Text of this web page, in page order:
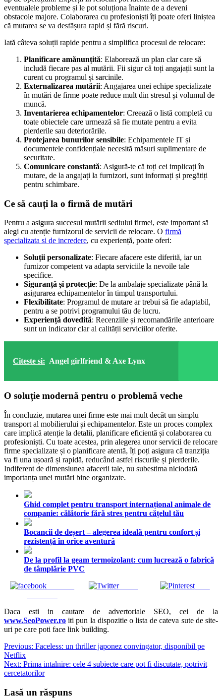
eventualele probleme și le pot soluționa înainte de a deveni
obstacole majore. Colaborarea cu profesioniști îți poate oferi liniștea
că mutarea se va desfășura rapid și fără riscuri.
Iată câteva soluții rapide pentru a simplifica procesul de relocare:
Planificare amănunțită: Elaborează un plan clar care să
includă fiecare pas al mutării. Fii sigur că toți angajații sunt la
curent cu programul și sarcinile.
Externalizarea mutării: Angajarea unei echipe specializate
în mutări de firme poate reduce mult din stresul și volumul de
muncă.
Inventarierea echipamentelor: Creează o listă completă cu
toate obiectele care urmează să fie mutate pentru a evita
pierderile sau deteriorările.
Protejarea bunurilor sensibile: Echipamentele IT și
documentele confidențiale necesită măsuri suplimentare de
securitate.
Comunicare constantă: Asigură-te că toți cei implicați în
mutare, de la angajați la furnizori, sunt informați și pregătiți
pentru schimbare.
Ce să cauți la o firmă de mutări
Pentru a asigura succesul mutării sediului firmei, este important să
alegi cu atenție furnizorul de servicii de relocare. O firmă
specializata si de incredere, cu experiență, poate oferi:
Soluții personalizate: Fiecare afacere este diferită, iar un
furnizor competent va adapta serviciile la nevoile tale
specifice.
Siguranță și protecție: De la ambalaje specializate până la
asigurarea echipamentelor în timpul transportului.
Flexibilitate: Programul de mutare ar trebui să fie adaptabil,
pentru a se potrivi programului tău de lucru.
Experiență dovedită: Recenziile și recomandările anterioare
sunt un indicator clar al calității serviciilor oferite.
Citeste si: Angel girlfriend & Axe Lynx
O soluție modernă pentru o problemă veche
În concluzie, mutarea unei firme este mai mult decât un simplu
transport al mobilierului și echipamentelor. Este un proces complex
care implică atenție la detalii, planificare eficientă și colaborarea cu
profesioniști. Cu toate acestea, prin alegerea unor servicii de relocare
firme specializate și o planificare atentă, îți poți asigura că tranziția
va fi una ușoară și rapidă, reducând astfel riscurile și pierderile.
Indiferent de dimensiunea afacerii tale, nu subestima niciodată
importanța unei mutări bine organizate.
Ghid complet pentru transport internațional animale de
companie: călătorie fără stres pentru cățelul tău
Bocancii de deșert – alegerea ideală pentru confort și
rezistență în orice aventură
De la profil la geam termoizolant: cum lucrează o fabrică
de tâmplărie PVC
Tweet Save
Daca esti in cautare de advertoriale SEO, cei de la
www.SeoPower.ro iti pun la dispozitie o lista de cateva sute de site-
uri pe care poti face link building.
Navigare
în
articole
Previous: Faceless: un thriller japonez convingator, disponibil pe
Netflix
Next: Prima intalnire: cele 4 subiecte care pot fi discutate, potrivit
cercetatorilor
Lasă un răspuns